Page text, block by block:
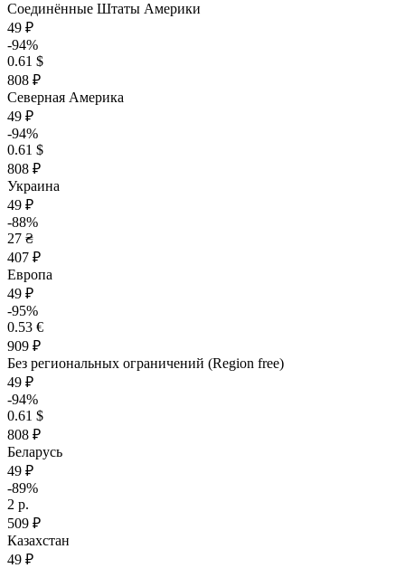
Соединённые Штаты Америки
49 ₽
-94%
0.61 $
808 ₽
Северная Америка
49 ₽
-94%
0.61 $
808 ₽
Украина
49 ₽
-88%
27 ₴
407 ₽
Европа
49 ₽
-95%
0.53 €
909 ₽
Без региональных ограничений (Region free)
49 ₽
-94%
0.61 $
808 ₽
Беларусь
49 ₽
-89%
2 р.
509 ₽
Казахстан
49 ₽